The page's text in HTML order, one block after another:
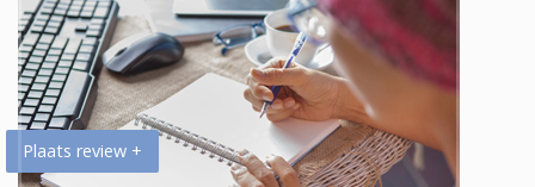
Plaats review +